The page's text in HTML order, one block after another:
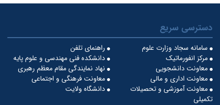
دسترسی سریع
راهنمای تلفن
سامانه سجاد وزارت علوم
دانشکده فنی مهندسی و علوم پایه
مرکز انفورماتیک
نهاد نمایندگی مقام معظم رهبری
معاونت دانشجویی
معاونت فرهنگی و اجتماعی
معاونت اداری و مالی
دانشگاه ولایت
معاونت آموزشی و تحصیلات
تکمیلی